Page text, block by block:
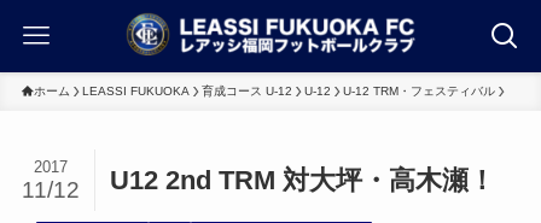
ホーム LEASSI FUKUOKA 育成コース U-12 U-12 U-12 TRM・フェスティバル
U12 2nd TRM 対大坪・高木瀬！
2017
11/12